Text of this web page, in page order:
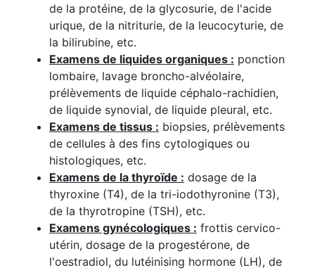
de la protéine, de la glycosurie, de l'acide
urique, de la nitriturie, de la leucocyturie, de
la bilirubine, etc.
Examens de liquides organiques : ponction
lombaire, lavage broncho-alvéolaire,
prélèvements de liquide céphalo-rachidien,
de liquide synovial, de liquide pleural, etc.
Examens de tissus : biopsies, prélèvements
de cellules à des fins cytologiques ou
histologiques, etc.
Examens de la thyroïde : dosage de la
thyroxine (T4), de la tri-iodothyronine (T3),
de la thyrotropine (TSH), etc.
Examens gynécologiques : frottis cervico-
utérin, dosage de la progestérone, de
l'oestradiol, du lutéinising hormone (LH), de